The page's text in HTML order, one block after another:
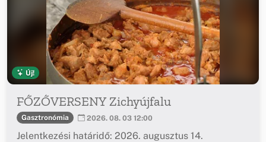
Új!
FŐZŐVERSENY Zichyújfalu
Gasztronómia 2026. 08. 03 12:00
Jelentkezési határidő: 2026. augusztus 14.